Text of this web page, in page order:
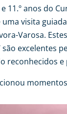
11.º anos do
uma visita
Varosa.
são excelentes
reconhecidos